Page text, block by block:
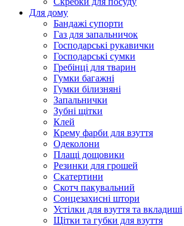
Для дому
Бандажі супорти
Газ для запальничок
Господарські рукавички
Господарські сумки
Гребінці для тварин
Гумки багажні
Гумки білизняні
Запальнички
Зубні щітки
Клей
Крему фарби для взуття
Одеколони
Плащі дощовики
Резинки для грошей
Скатертини
Скотч пакувальний
Сонцезахисні штори
Устілки для взуття та вкладиші
Щітки та губки для взуття